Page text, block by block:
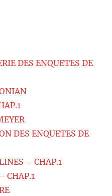
DES ENQUETES DE
DES ENQUETES DE
– CHAP.1
CHAP.1